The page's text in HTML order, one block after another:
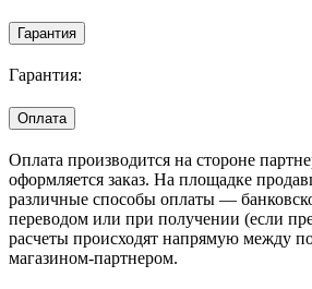
Гарантия
Гарантия:
Оплата
Оплата производится на стороне
оформляется заказ. На площадке
различные способы оплаты —
переводом или при получении (если
расчеты происходят напрямую между
магазином-партнером.